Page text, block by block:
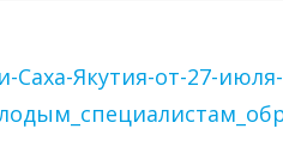
Якутия-от-27-